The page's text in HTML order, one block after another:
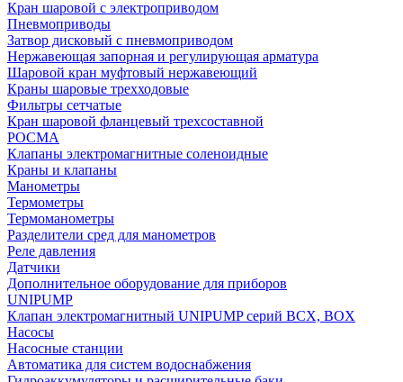
Кран шаровой с электроприводом
Пневмоприводы
Затвор дисковый с пневмоприводом
Нержавеющая запорная и регулирующая арматура
Шаровой кран муфтовый нержавеющий
Краны шаровые трехходовые
Фильтры сетчатые
Кран шаровой фланцевый трехсоставной
РОСМА
Клапаны электромагнитные соленоидные
Краны и клапаны
Манометры
Термометры
Термоманометры
Разделители сред для манометров
Реле давления
Датчики
Дополнительное оборудование для приборов
UNIPUMP
Клапан электромагнитный UNIPUMP серий BCX, BOX
Насосы
Насосные станции
Автоматика для систем водоснабжения